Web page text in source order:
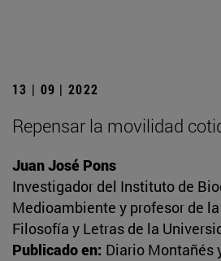
13 | 09 | 2022
Repensar la movilidad
Juan José Pons
Investigador del Instituto de
Medioambiente y profesor de
Filosofía y Letras de la
Publicado en: Diario Montañés